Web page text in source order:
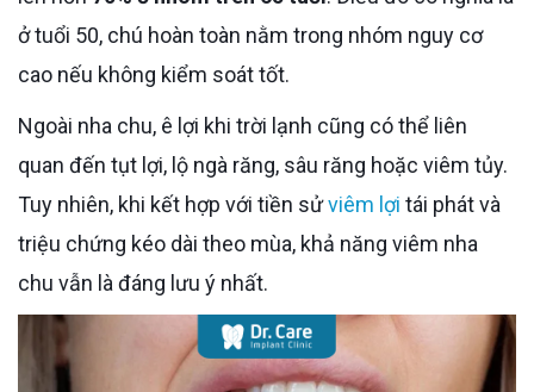
ở tuổi 50, chú hoàn toàn nằm trong nhóm nguy cơ
cao nếu không kiểm soát tốt.
Ngoài nha chu, ê lợi khi trời lạnh cũng có thể liên
quan đến tụt lợi, lộ ngà răng, sâu răng hoặc viêm tủy.
Tuy nhiên, khi kết hợp với tiền sửviêm lợi tái phát và
triệu chứng kéo dài theo mùa, khả năng viêm nha
chu vẫn là đáng lưu ý nhất.